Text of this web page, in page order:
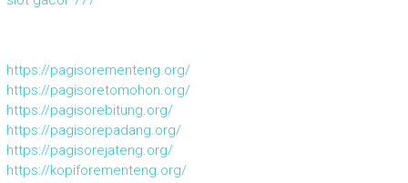
https://pagisorementeng.org/
https://pagisoretomohon.org/
https://pagisorebitung.org/
https://pagisorepadang.org/
https://pagisorejateng.org/
https://kopiforementeng.org/